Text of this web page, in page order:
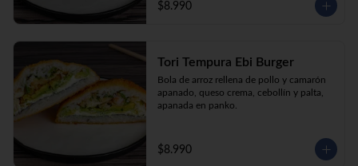
$8.990
Tori Tempura Ebi Burger
Bola de arroz rellena de pollo y camarón
apanado, queso crema, cebollín y palta,
apanada en panko.
$8.990